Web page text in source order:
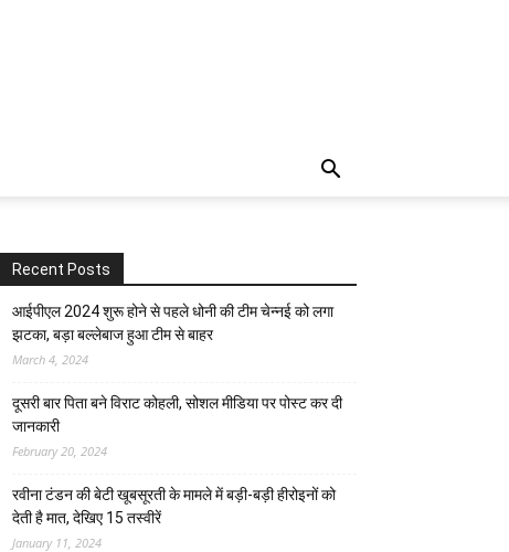
Recent Posts
आईपीएल 2024 शुरू होने से पहले धोनी की टीम चेन्नई को लगा
झटका, बड़ा बल्लेबाज हुआ टीम से बाहर
March 4, 2024
दूसरी बार‌ पिता बने विराट कोहली, सोशल मीडिया पर पोस्ट कर दी‌
जानकारी
February 20, 2024
रवीना टंडन की बेटी खूबसूरती के मामले में बड़ी-बड़ी हीरोइनों को
देती है मात, देखिए 15 तस्वीरें
January 11, 2024